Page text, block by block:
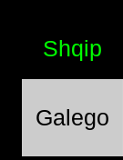
Shqip
Galego